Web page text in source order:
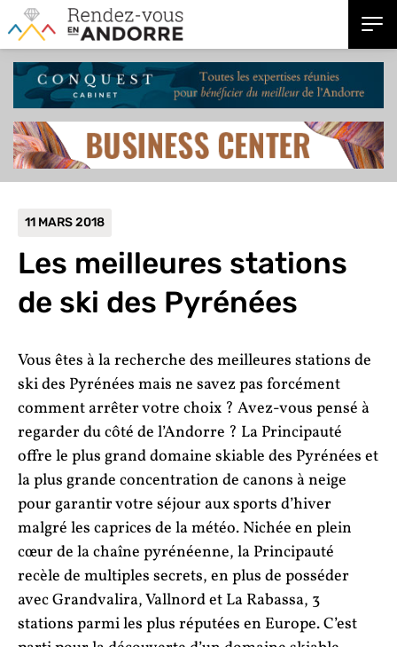
11 MARS 2018
Les meilleures stations
de ski des Pyrénées
Vous êtes à la recherche des meilleures stations de
ski des Pyrénées mais ne savez pas forcément
comment arrêter votre choix ? Avez-vous pensé à
regarder du côté de l’Andorre ? La Principauté
offre le plus grand domaine skiable des Pyrénées et
la plus grande concentration de canons à neige
pour garantir votre séjour aux sports d’hiver
malgré les caprices de la météo. Nichée en plein
cœur de la chaîne pyrénéenne, la Principauté
recèle de multiples secrets, en plus de posséder
avec Grandvalira, Vallnord et La Rabassa, 3
stations parmi les plus réputées en Europe. C’est